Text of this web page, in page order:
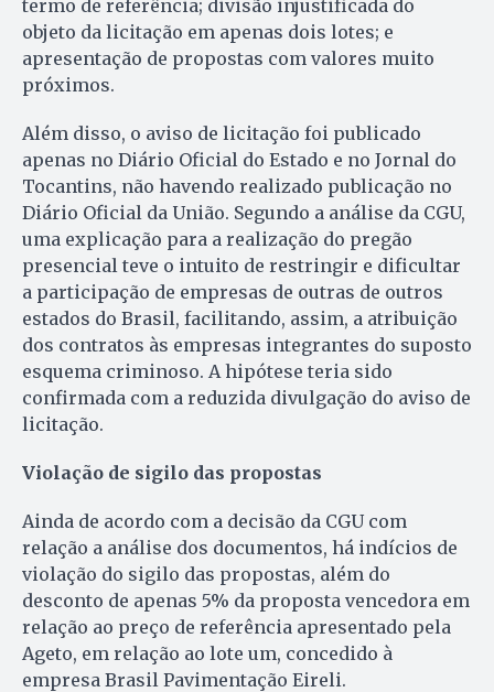
termo de referência; divisão injustificada do
objeto da licitação em apenas dois lotes; e
apresentação de propostas com valores muito
próximos.
Além disso, o aviso de licitação foi publicado
apenas no Diário Oficial do Estado e no Jornal do
Tocantins, não havendo realizado publicação no
Diário Oficial da União. Segundo a análise da CGU,
uma explicação para a realização do pregão
presencial teve o intuito de restringir e dificultar
a participação de empresas de outras de outros
estados do Brasil, facilitando, assim, a atribuição
dos contratos às empresas integrantes do suposto
esquema criminoso. A hipótese teria sido
confirmada com a reduzida divulgação do aviso de
licitação.
Violação de sigilo das propostas
Ainda de acordo com a decisão da CGU com
relação a análise dos documentos, há indícios de
violação do sigilo das propostas, além do
desconto de apenas 5% da proposta vencedora em
relação ao preço de referência apresentado pela
Ageto, em relação ao lote um, concedido à
empresa Brasil Pavimentação Eireli.